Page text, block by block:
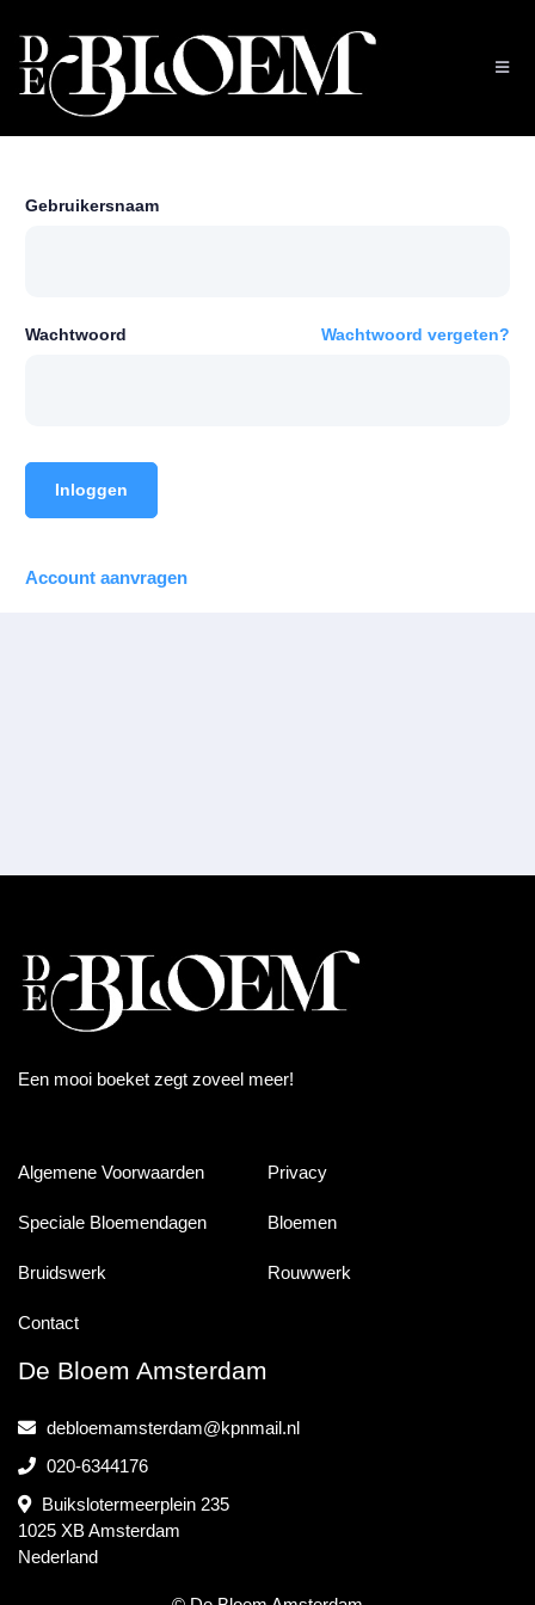
Gebruikersnaam
Wachtwoord Wachtwoord vergeten?
Inloggen
Account aanvragen
Een mooi boeket zegt zoveel meer!
Algemene Voorwaarden Privacy
Speciale Bloemendagen Bloemen
Bruidswerk Rouwwerk
Contact
De Bloem Amsterdam
debloemamsterdam@kpnmail.nl
020-6344176
Buikslotermeerplein 235
1025 XB Amsterdam
Nederland